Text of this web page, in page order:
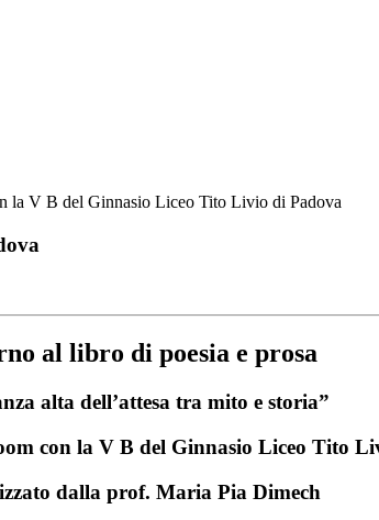
la V B del Ginnasio Liceo Tito Livio di Padova
al libro di poesia e prosa
alta dell’attesa tra mito e storia”
con la V B del Ginnasio Liceo Tito
dalla prof. Maria Pia Dimech